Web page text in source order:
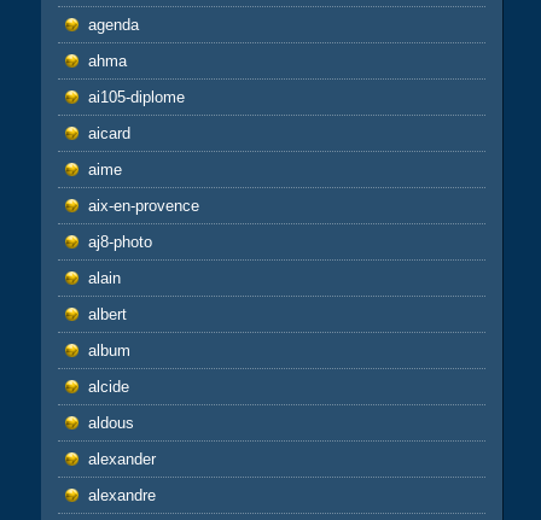
agenda
ahma
ai105-diplome
aicard
aime
aix-en-provence
aj8-photo
alain
albert
album
alcide
aldous
alexander
alexandre